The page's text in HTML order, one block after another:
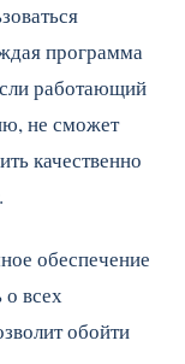
программа
работающий
не сможет
качественно
обеспечение
о всех
обойти